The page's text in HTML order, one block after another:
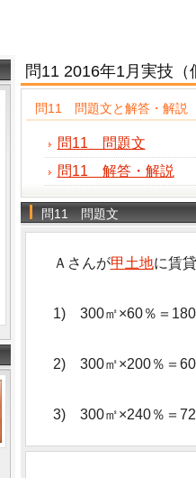
問11 2016年1月実技（
問11 問題文と解答・解説
問11 問題文
問11 解答・解説
問11 問題文
Ａさんが甲土地に賃
1) 300㎡×60％＝180
2) 300㎡×200％＝
3) 300㎡×240％＝